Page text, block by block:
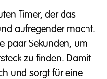
Timer, der das
aufregender macht.
paar Sekunden, um
zu finden. Damit
und sorgt für eine